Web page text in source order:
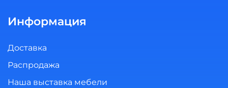
Информация
Доставка
Распродажа
Наша выставка мебели